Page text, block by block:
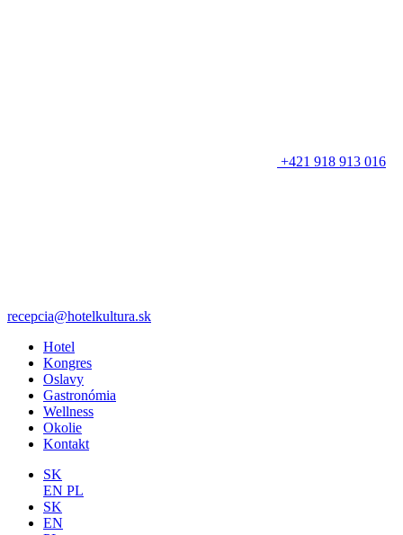
+421 918 913 016
recepcia@hotelkultura.sk
Hotel
Kongres
Oslavy
Gastronómia
Wellness
Okolie
Kontakt
SK
EN PL
SK
EN